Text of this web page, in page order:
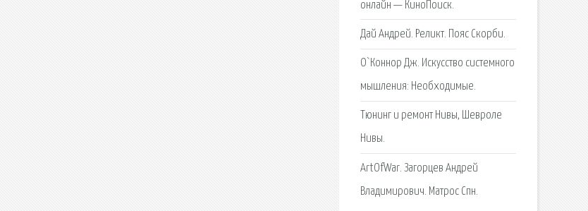
онлайн — КиноПоиск.
Дай Андрей. Реликт. Пояс Скорби.
О`Коннор Дж. Искусство системного
мышления: Необходимые.
Тюнинг и ремонт Нивы, Шевроле
Нивы.
ArtOfWar. Загорцев Андрей
Владимирович. Матрос Спн.